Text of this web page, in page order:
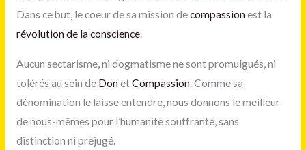
Dans ce but, le coeur de sa mission decompassionest la
révolution de la conscience.
Aucun sectarisme, ni dogmatisme ne sont promulgués, ni
tolérés au sein de DonetCompassion. Comme sa
dénomination le laisse entendre, nous donnons le meilleur
de nous-mêmes pour l’humanité souffrante, sans
distinction ni préjugé.